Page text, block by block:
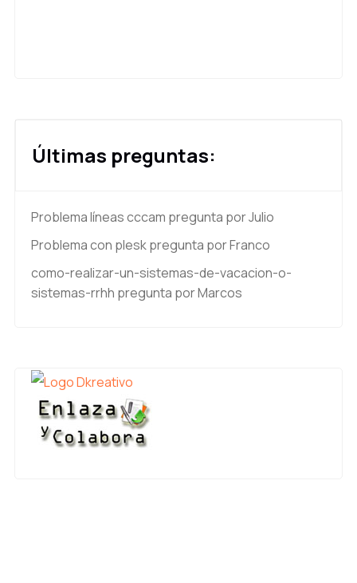
Últimas preguntas:
Problema líneas cccam pregunta por Julio
Problema con pleskpregunta por Franco
como-realizar-un-sistemas-de-vacacion-o-
sistemas-rrhh pregunta por Marcos